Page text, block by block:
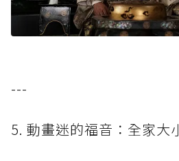
---
5. 動畫迷的福音：全家大